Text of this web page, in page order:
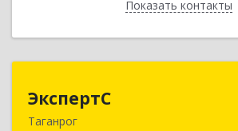
Показать контакты
Назад
ЭкспертС
Таганрог